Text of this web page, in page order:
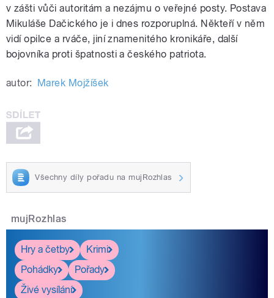
v zášti vůči autoritám a nezájmu o veřejné posty. Postava
Mikuláše Dačického je i dnes rozporuplná. Někteří v něm
vidí opilce a rváče, jiní znamenitého kronikáře, další
bojovníka proti špatnosti a českého patriota.
autor: Marek Mojžíšek
Všechny díly pořadu na mujRozhlas
mujRozhlas
Hry a četby
Krimi
Pohádky
Pořady
Živé vysílání